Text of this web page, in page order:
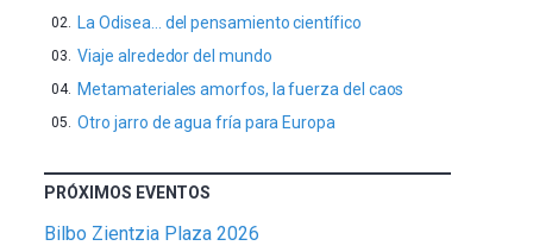
La Odisea… del pensamiento científico
Viaje alrededor del mundo
Metamateriales amorfos, la fuerza del caos
Otro jarro de agua fría para Europa
PRÓXIMOS EVENTOS
Bilbo Zientzia Plaza 2026